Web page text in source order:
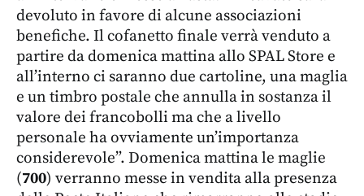
devoluto in favore di alcune associazioni
benefiche. Il cofanetto finale verrà venduto a
partire da domenica mattina allo SPAL Store e
all’interno ci saranno due cartoline, una maglia
e un timbro postale che annulla in sostanza il
valore dei francobolli ma che a livello
personale ha ovviamente un’importanza
considerevole”. Domenica mattina le maglie
(700) verranno messe in vendita alla presenza